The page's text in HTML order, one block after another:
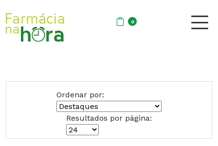
0
Ordenar por:
Resultados por página: